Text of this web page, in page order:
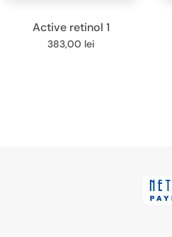
Active retinol 1
383,00 lei